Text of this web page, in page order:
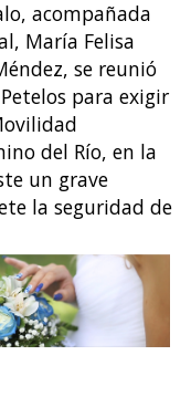
acompañada
María Felisa
se reunió
para exigir
del Río, en la
un grave
la seguridad de